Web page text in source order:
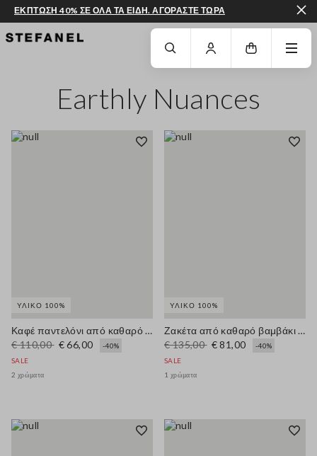
ΜΕΤΆΒΑΣΗ ΣΤΟ ΚΎΡΙΟ ΠΕΡΙΕΧΌΜΕΝΟΚΑΤΕΒΕΊΤΕ ΣΤΟ ΚΆΤΩ ΜΈΡΟΣ
ΕΚΠΤΩΣΗ 40% ΣΕ ΟΛΑ ΤΑ ΕΙΔΗ. ΑΓΟΡΑΣΤΕ ΤΩΡΑ
Earthly Nuances
ΥΛΙΚΌ 100%
Καφέ παντελόνι από καθαρό βαμβάκι με φαρδιά μπατζάκια
€ 110,00 € 66,00
-40%
SALE
2 χρώματα
ΥΛΙΚΌ 100%
Ζακέτα από καθαρό βαμβάκι με πολύχρωμες ρίγες - Κανονική εφαρμογή
€ 135,00 € 81,00
-40%
SALE
1 χρώματα